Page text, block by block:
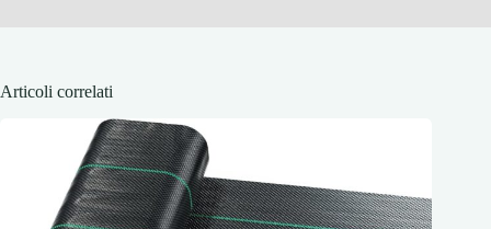
Articoli correlati